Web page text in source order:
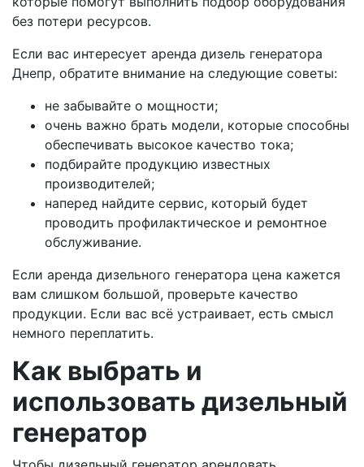
без потери ресурсов.
Если вас интересует аренда дизель генератора
Днепр, обратите внимание на следующие советы:
не забывайте о мощности;
очень важно брать модели, которые способны
обеспечивать высокое качество тока;
подбирайте продукцию известных
производителей;
наперед найдите сервис, который будет
проводить профилактическое и ремонтное
обслуживание.
Если аренда дизельного генератора цена кажется
вам слишком большой, проверьте качество
продукции. Если вас всё устраивает, есть смысл
немного переплатить.
Как выбрать и
использовать дизельный
генератор